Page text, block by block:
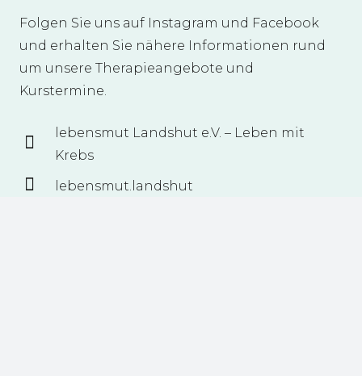
Folgen Sie uns auf Instagram und Facebook
und erhalten Sie nähere Informationen rund
um unsere Therapieangebote und
Kurstermine.
lebensmut Landshut e.V. – Leben mit
Krebs
lebensmut.landshut